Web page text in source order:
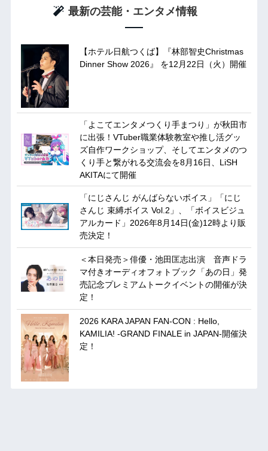
最新の芸能・エンタメ情報
【ホテル日航つくば】『林部智史Christmas
Dinner Show 2026』 を12月22日（火）開催
「よこてエンタメつくり手まつり」が秋田市
に出張！VTuber職業体験教室や推し活グッ
ズ自作ワークショップ、そしてエンタメのつ
くり手と繋がれる交流会を8月16日、LiSH
AKITAにて開催
「にじさんじ がんばらないボイス」「にじ
さんじ 束縛ボイス Vol.2」、「ボイスビジュ
アルカード」2026年8月14日(金)12時より販
売決定！
＜本日発売＞俳優・池田匡志出演 音声ドラ
マ付きオーディオフォトブック「あの日」発
売記念プレミアムトークイベントの開催が決
定！
2026 KARA JAPAN FAN-CON : Hello,
KAMILIA! -GRAND FINALE in JAPAN-開催決
定！